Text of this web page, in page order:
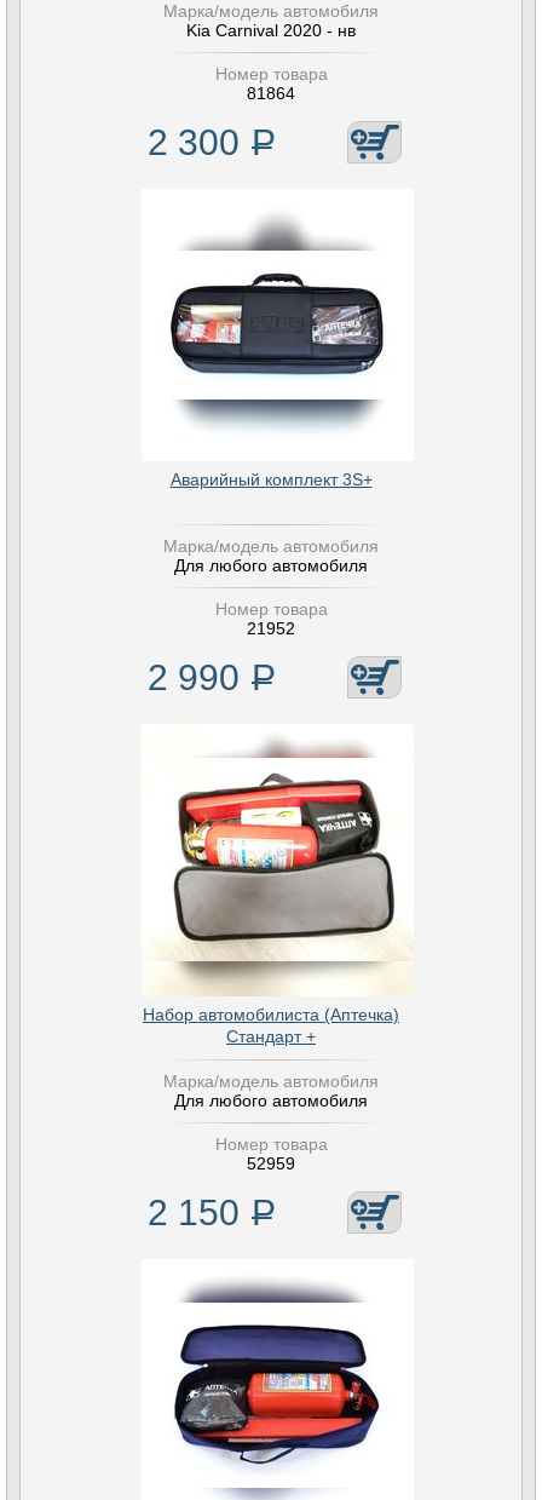
Марка/модель автомобиля
Kia Carnival 2020 - нв
Номер товара
81864
2 300 Р
Аварийный комплект 3S+
Марка/модель автомобиля
Для любого автомобиля
Номер товара
21952
2 990 Р
Набор автомобилиста (Аптечка)
Стандарт +
Марка/модель автомобиля
Для любого автомобиля
Номер товара
52959
2 150 Р